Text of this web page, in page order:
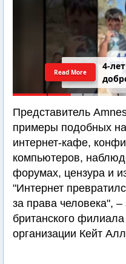
4-
Read More
Представитель
примеры подобных
интернет-кафе,
компьютеров,
форумах, цензура и
"Интернет
за права человека",
британского
организации Кейт